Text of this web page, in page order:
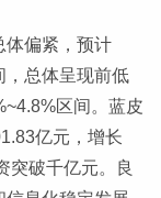
体偏紧，预计
，总体呈现前低
区间。蓝皮
亿元，增长
突破千亿元。良